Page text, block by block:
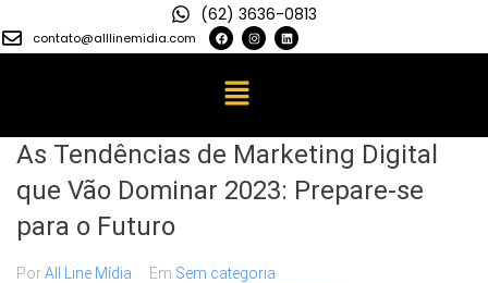
(62) 3636-0813
contato@alllinemidia.com
As Tendências de Marketing Digital
que Vão Dominar 2023: Prepare-se
para o Futuro
PorAll Line Mídia Em Sem categoria